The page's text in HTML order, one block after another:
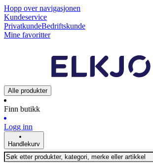
Hopp over navigasjonen
Kundeservice
PrivatkundeBedriftskunde
Mine favoritter
Alle produkter
Finn butikk
Logg inn
Handlekurv